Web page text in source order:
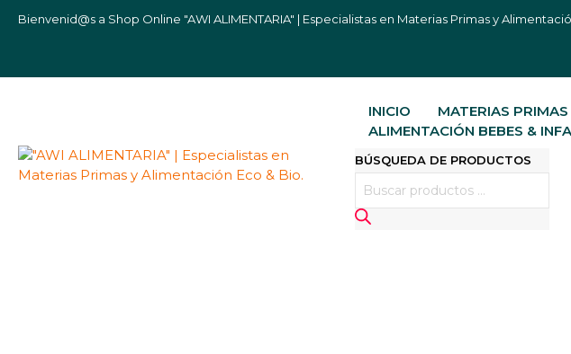
Bienvenid@s a Shop Online "AWI ALIMENTARIA" | Especialistas en Materias Primas y
INICIO MATERIAS PRIMAS
ALIMENTACIÓN BEBES &
BÚSQUEDA DE PRODUCTOS